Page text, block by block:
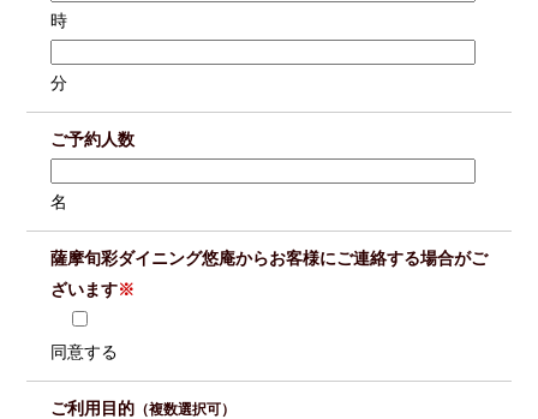
時
分
ご予約人数
名
薩摩旬彩ダイニング悠庵からお客様にご連絡する場合がご
ざいます※
同意する
ご利用目的 （複数選択可）